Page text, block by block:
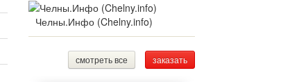
Челны.Инфо (Chelny.info)
смотреть все заказать